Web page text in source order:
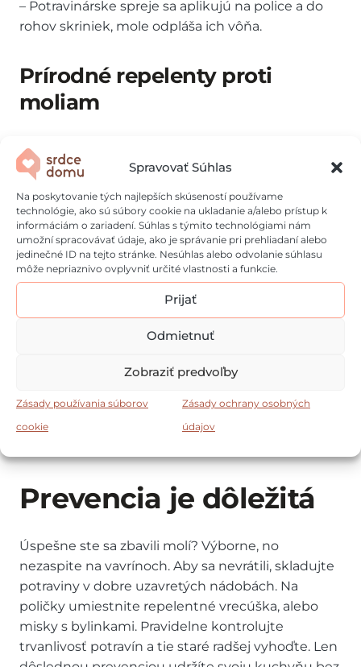
Spravovať Súhlas
Na poskytovanie tých najlepších skúseností používame
technológie, ako sú súbory cookie na ukladanie a/alebo prístup k
informáciám o zariadení. Súhlas s týmito technológiami nám
umožní spracovávať údaje, ako je správanie pri prehliadaní alebo
jedinečné ID na tejto stránke. Nesúhlas alebo odvolanie súhlasu
môže nepriaznivo ovplyvniť určité vlastnosti a funkcie.
Prijať
Odmietnuť
Zobraziť predvoľby
Zásady používania súborov
cookie
Zásady ochrany osobných
údajov
– Potravinárske spreje sa aplikujú na police a do
rohov skriniek, mole odpláša ich vôňa.
Prírodné repelenty proti
moliam
vyskúšajte prírodné repelenty. Moliam nevoňajú
silné arómy niektorých bylín a korenín. Do
vrecúšok alebo malých misiek môžete do skriniek
umiestniť:
šupky z citrusov (najmä citróna a
pomaranča),
sušený klinček,
Tieto prírodné repelenty pôsobia preventívne a
Prevencia je dôležitá
Úspešne ste sa zbavili molí? Výborne, no
nezaspite na vavrínoch. Aby sa nevrátili, skladujte
potraviny v dobre uzavretých nádobách. Na
poličky umiestnite repelentné vrecúška, alebo
misky s bylinkami. Pravidelne kontrolujte
trvanlivosť potravín a tie staré radšej vyhoďte. Len